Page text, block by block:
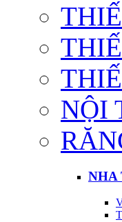
NỘI
NHA